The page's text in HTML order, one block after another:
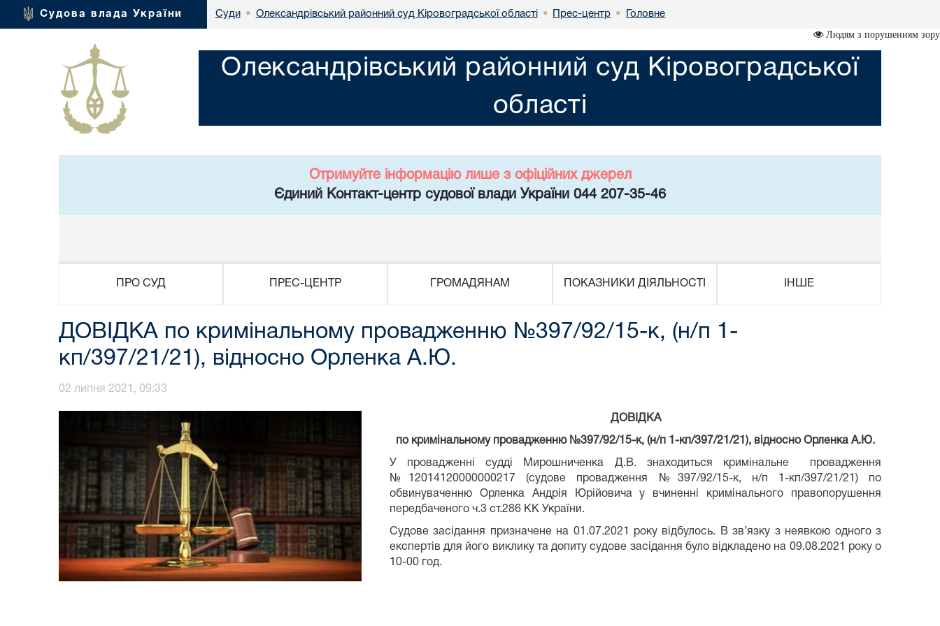
Судова влада України Суди • Олександрівський районний суд Кіровоградської області • Прес-центр • Головне
Людям з порушенням зору
Олександрівський районний суд Кіровоградської
області
Отримуйте інформацію лише з офіційних джерел
Єдиний Контакт-центр судової влади України 044 207-35-46
ПРО СУД ПРЕС-ЦЕНТР ГРОМАДЯНАМ ПОКАЗНИКИ ДІЯЛЬНОСТІ ІНШЕ
ДОВІДКА по кримінальному провадженню №397/92/15-к, (н/п 1-
кп/397/21/21), відносно Орленка А.Ю.
02 липня 2021, 09:33
ДОВІДКА
по кримінальному провадженню №397/92/15-к, (н/п 1-кп/397/21/21), відносно Орленка А.Ю.
У провадженні судді Мирошниченка Д.В. знаходиться кримінальне провадження
№12014120000000217 (судове провадження №397/92/15-к, н/п 1-кп/397/21/21) по
обвинуваченню Орленка Андрія Юрійовича у вчиненні кримінального правопорушення
передбаченого ч.3 ст.286 КК України.
Судове засідання призначене на 01.07.2021 року відбулось. В зв’язку з неявкою одного з
експертів для його виклику та допиту судове засідання було відкладено на 09.08.2021 року о
10-00 год.